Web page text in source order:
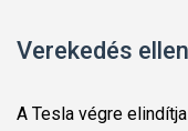
Verekedés
A Tesla végre